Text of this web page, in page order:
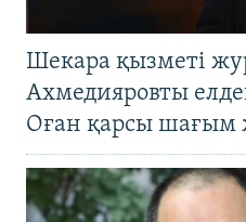
Шекара қызметі
Ахмедияровты
Оған қарсы шағым